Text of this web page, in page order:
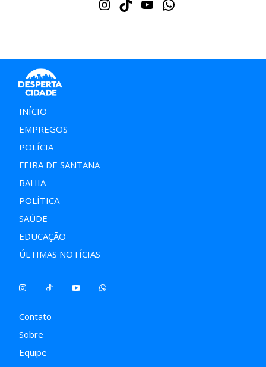
Instagram
TikTok Youtube
INÍCIO
EMPREGOS
POLÍCIA
FEIRA DE SANTANA
BAHIA
POLÍTICA
SAÚDE
EDUCAÇÃO
ÚLTIMAS NOTÍCIAS
Contato
Sobre
Equipe